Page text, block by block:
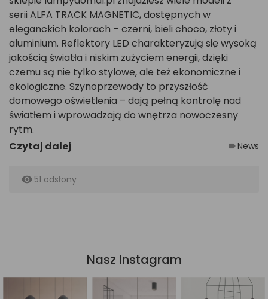
serii ALFA TRACK MAGNETIC, dostępnych w
eleganckich kolorach – czerni, bieli choco, złoty i
aluminium. Reflektory LED charakteryzują się wysoką
jakością światła i niskim zużyciem energii, dzięki
czemu są nie tylko stylowe, ale też ekonomiczne i
ekologiczne. Szynoprzewody to przyszłość
domowego oświetlenia – dają pełną kontrolę nad
światłem i wprowadzają do wnętrza nowoczesny
rytm.
Czytaj dalej
label News
remove_red_eye 51 odsłony
Nasz Instagram